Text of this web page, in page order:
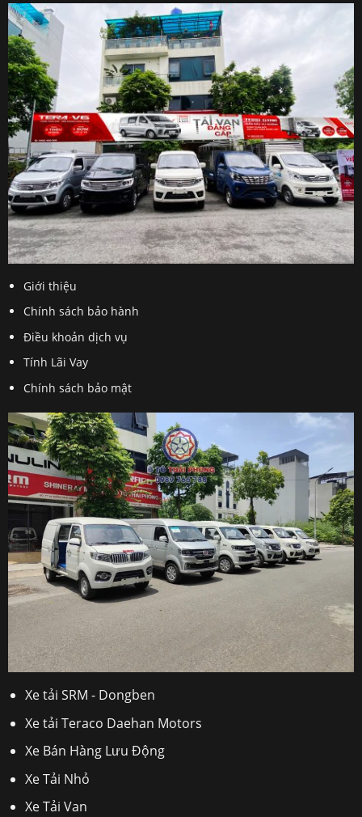
Giới thiệu
Chính sách bảo hành
Điều khoản dịch vụ
Tính Lãi Vay
Chính sách bảo mật
Xe tải SRM - Dongben
Xe tải Teraco Daehan Motors
Xe Bán Hàng Lưu Động
Xe Tải Nhỏ
Xe Tải Van